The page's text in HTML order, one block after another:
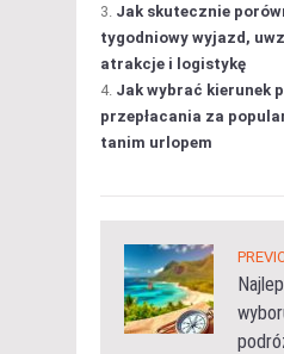
Jak skutecznie
tygodniowy wyjazd,
atrakcje i logistykę
Jak wybrać kierunek
przepłacania za
tanim urlopem